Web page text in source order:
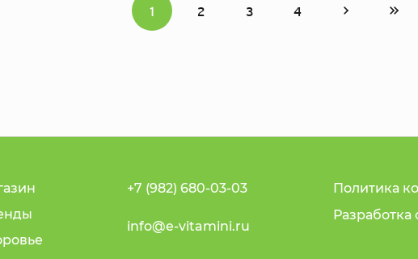
1 2 3 4
+7 (982) 680-03-03
info@e-vitamini.ru
Политика
Разработка